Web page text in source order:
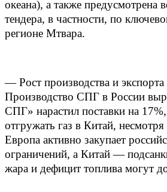
океана), а также предусмотрена
тендера, в частности, по
регионе Мтвара.
— Рост производства и
Производство СПГ в России
СПГ» нарастил поставки на
отгружать газ в Китай,
Европа активно закупает
ограничений, а Китай —
жара и дефицит топлива могут